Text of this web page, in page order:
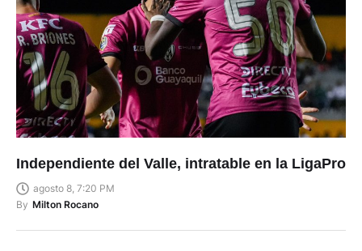
Independiente del Valle, intratable en la LigaPro
agosto 8, 7:20 PM
By Milton Rocano